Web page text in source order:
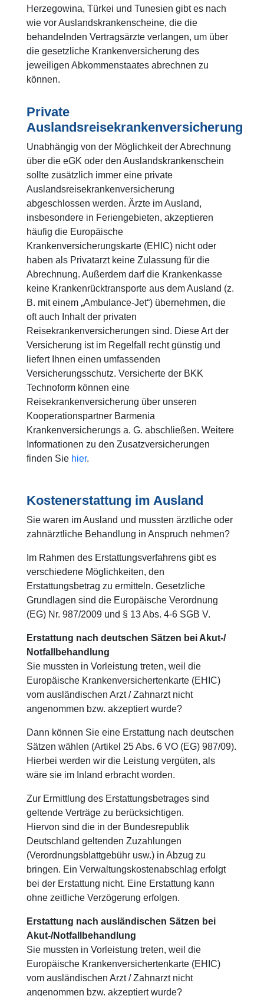
Herzegowina, Türkei und Tunesien gibt es nach
wie vor Auslandskrankenscheine, die die
behandelnden Vertragsärzte verlangen, um über
die gesetzliche Krankenversicherung des
jeweiligen Abkommenstaates abrechnen zu
können.
Private
Auslandsreisekrankenversicherung
Unabhängig von der Möglichkeit der Abrechnung
über die eGK oder den Auslandskrankenschein
sollte zusätzlich immer eine private
Auslandsreisekrankenversicherung
abgeschlossen werden. Ärzte im Ausland,
insbesondere in Feriengebieten, akzeptieren
häufig die Europäische
Krankenversicherungskarte (EHIC) nicht oder
haben als Privatarzt keine Zulassung für die
Abrechnung. Außerdem darf die Krankenkasse
keine Krankenrücktransporte aus dem Ausland (z.
B. mit einem „Ambulance-Jet“) übernehmen, die
oft auch Inhalt der privaten
Reisekrankenversicherungen sind. Diese Art der
Versicherung ist im Regelfall recht günstig und
liefert Ihnen einen umfassenden
Versicherungsschutz. Versicherte der BKK
Technoform können eine
Reisekrankenversicherung über unseren
Kooperationspartner Barmenia
Krankenversicherungs a. G. abschließen. Weitere
Informationen zu den Zusatzversicherungen
finden Sie hier.
Kostenerstattung im Ausland
Sie waren im Ausland und mussten ärztliche oder
zahnärztliche Behandlung in Anspruch nehmen?
Im Rahmen des Erstattungsverfahrens gibt es
verschiedene Möglichkeiten, den
Erstattungsbetrag zu ermitteln. Gesetzliche
Grundlagen sind die Europäische Verordnung
(EG) Nr. 987/2009 und § 13 Abs. 4-6 SGB V.
Erstattung nach deutschen Sätzen bei Akut-/
Notfallbehandlung
Sie mussten in Vorleistung treten, weil die
Europäische Krankenversichertenkarte (EHIC)
vom ausländischen Arzt / Zahnarzt nicht
angenommen bzw. akzeptiert wurde?
Dann können Sie eine Erstattung nach deutschen
Sätzen wählen (Artikel 25 Abs. 6 VO (EG) 987/09).
Hierbei werden wir die Leistung vergüten, als
wäre sie im Inland erbracht worden.
Zur Ermittlung des Erstattungsbetrages sind
geltende Verträge zu berücksichtigen.
Hiervon sind die in der Bundesrepublik
Deutschland geltenden Zuzahlungen
(Verordnungsblattgebühr usw.) in Abzug zu
bringen. Ein Verwaltungskostenabschlag erfolgt
bei der Erstattung nicht. Eine Erstattung kann
ohne zeitliche Verzögerung erfolgen.
Erstattung nach ausländischen Sätzen bei
Akut-/Notfallbehandlung
Sie mussten in Vorleistung treten, weil die
Europäische Krankenversichertenkarte (EHIC)
vom ausländischen Arzt / Zahnarzt nicht
angenommen bzw. akzeptiert wurde?